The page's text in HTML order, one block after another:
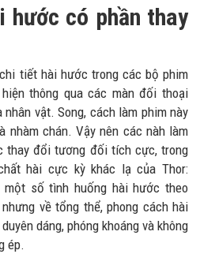
hước có phần thay
tiết hài hước trong các bộ phim
thông qua các màn đối thoại
nhân vật. Song, cách làm phim này
nhàm chán. Vậy nên các nàh làm
thay đổi tương đối tích cực, trong
hài cực kỳ khác lạ của Thor:
một số tình huống hài hước theo
về tổng thể, phong cách hài
dáng, phóng khoáng và không
ép.